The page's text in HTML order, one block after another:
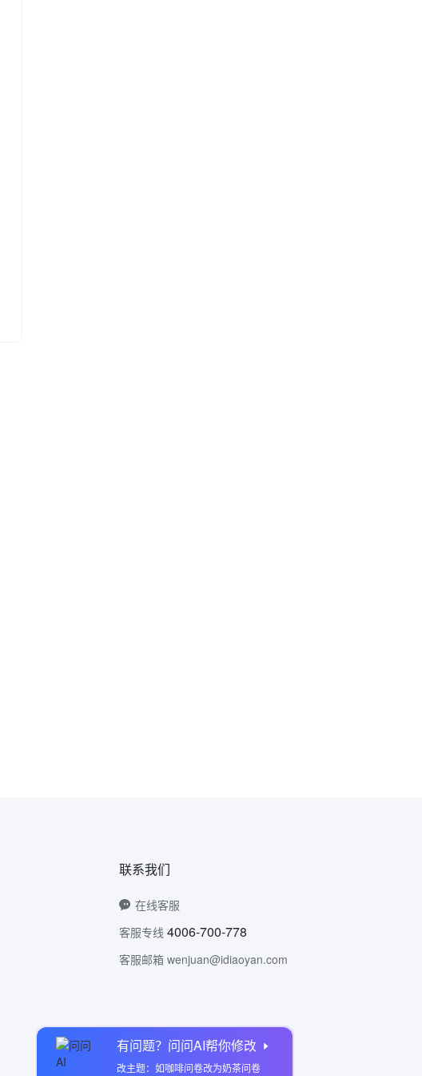
有问题？问问AI帮你修改
改主题：如咖啡问卷改为奶茶问卷
联系我们
在线客服
客服专线 4006-700-778
客服邮箱 wenjuan@idiaoyan.com
问卷网公众号